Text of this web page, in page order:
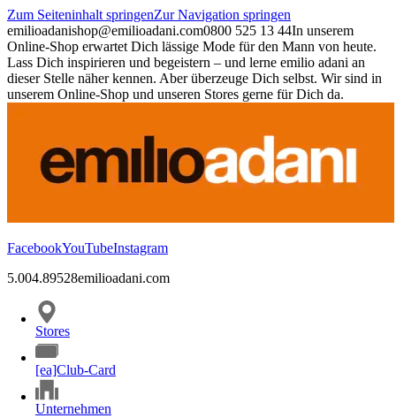
Zum Seiteninhalt springenZur Navigation springen
emilioadanishop@emilioadani.com0800 525 13 44In unserem
Online-Shop erwartet Dich lässige Mode für den Mann von heute.
Lass Dich inspirieren und begeistern – und lerne emilio adani an
dieser Stelle näher kennen. Aber überzeuge Dich selbst. Wir sind in
unserem Online-Shop und unseren Stores gerne für Dich da.
FacebookYouTubeInstagram
5.004.89528emilioadani.com
Stores
[ea]Club-Card
Unternehmen